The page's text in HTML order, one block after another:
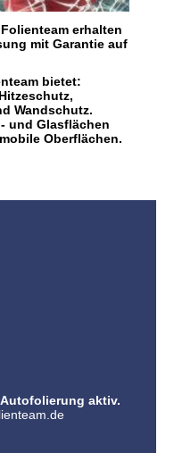
erhalten
mit Garantie auf
bietet:
Wandschutz.
und Glasflächen
Oberflächen.
aktiv.